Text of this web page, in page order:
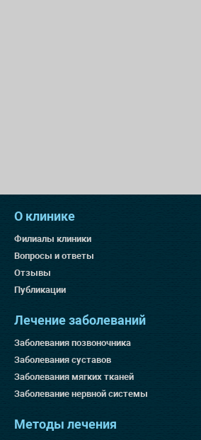
О клинике
Филиалы клиники
Вопросы и ответы
Отзывы
Публикации
Лечение заболеваний
Заболевания позвоночника
Заболевания суставов
Заболевания мягких тканей
Заболевание нервной системы
Методы лечения